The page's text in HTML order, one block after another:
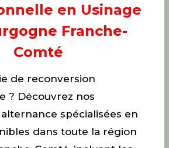
en Usinage
Franche-
Comté
de reconversion
? Découvrez nos
spécialisées en
dans toute la région